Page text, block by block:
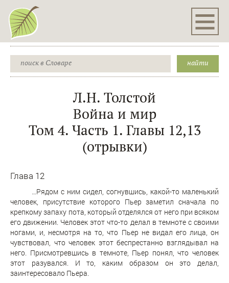
Л.Н. Толстой
Война и мир
Том 4. Часть 1. Главы 12,13
(отрывки)
Глава 12
…Рядом с ним сидел, согнувшись, какой-то маленький
человек, присутствие которого Пьер заметил сначала по
крепкому запаху пота, который отделялся от него при всяком
его движении. Человек этот что-то делал в темноте с своими
ногами, и, несмотря на то, что Пьер не видал его лица, он
чувствовал, что человек этот беспрестанно взглядывал на
него. Присмотревшись в темноте, Пьер понял, что человек
этот разувался. И то, каким образом он это делал,
заинтересовало Пьера.